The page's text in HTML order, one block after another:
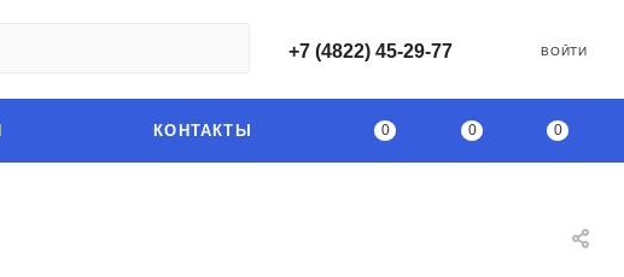
+7 (4822) 45-29-77 ВОЙТИ
0 0 0
КОНТАКТЫ